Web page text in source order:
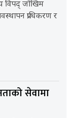
विपद् जोखिम
प्राधिकरण र
सेवामा